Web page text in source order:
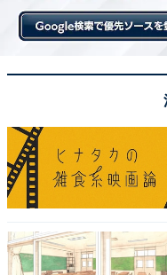
性）」
「ノリのいい曲だから
「『セーラー服を脱が
中の嫌なことや、腹立
からです（60代男性）
「華やかで耳に残る曲
ずさんでしまう（60代